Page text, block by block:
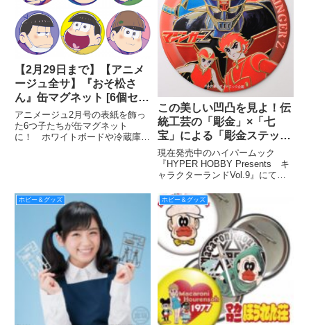
【2月29日まで】【アニメ
ージュ全サ】『おそ松さ
ん』缶マグネット [6個セッ
ト]
アニメージュ2月号の表紙を飾っ
た6つ子たちが缶マグネット
に！ ホワイトボードや冷蔵庫に
この美しい凹凸を見よ！伝
統工芸の「彫金」×「七
宝」による「彫金ステッカ
ー 永井豪コレクショ
ン」！
現在発売中のハイパームック
『HYPER HOBBY Presents キ
ャラクターランドVol.9』にて掲
「彫金ステッカー 永井豪コレク
ション」（67ページ参照）。誌
面だと少し伝わりづらいかも!?
と思いまして
ホビー＆グッズ ホビー＆グッズ